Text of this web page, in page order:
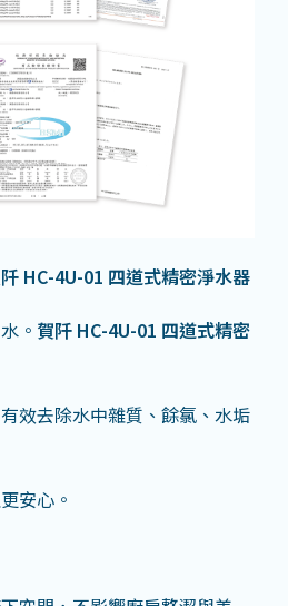
HC-4U-01 四道式精密淨水器
。 賀阡 HC-4U-01 四道式精密
效去除水中雜質、餘氯、水垢
安心。